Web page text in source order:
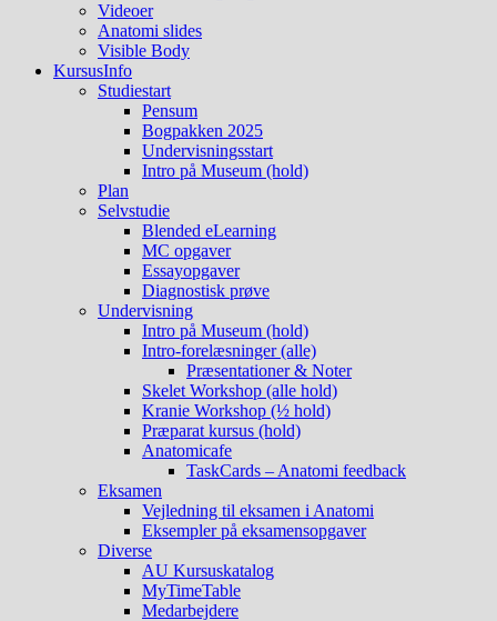
Videoer
Anatomi slides
Visible Body
KursusInfo
Studiestart
Pensum
Bogpakken 2025
Undervisningsstart
Intro på Museum (hold)
Plan
Selvstudie
Blended eLearning
MC opgaver
Essayopgaver
Diagnostisk prøve
Undervisning
Intro på Museum (hold)
Intro-forelæsninger (alle)
Præsentationer & Noter
Skelet Workshop (alle hold)
Kranie Workshop (½ hold)
Præparat kursus (hold)
Anatomicafe
TaskCards – Anatomi feedback
Eksamen
Vejledning til eksamen i Anatomi
Eksempler på eksamensopgaver
Diverse
AU Kursuskatalog
MyTimeTable
Medarbejdere